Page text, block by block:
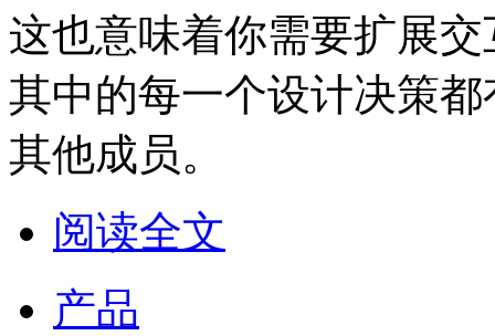
这也意味着你需要扩展
其中的每一个设计决策
其他成员。
阅读全文
产品